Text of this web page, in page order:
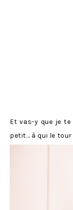
Et vas-y que je
petit… à qui le tour